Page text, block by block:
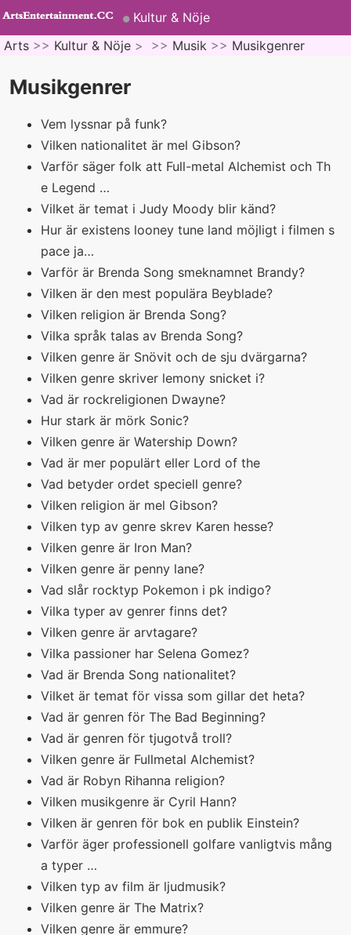
Kultur & Nöje
Arts >> Kultur & Nöje > >> Musik >> Musikgenrer
Musikgenrer
Vem lyssnar på funk?
Vilken nationalitet är mel Gibson?
Varför säger folk att Full-metal Alchemist och Th
e Legend …
Vilket är temat i Judy Moody blir känd?
Hur är existens looney tune land möjligt i filmen s
pace ja…
Varför är Brenda Song smeknamnet Brandy?
Vilken är den mest populära Beyblade?
Vilken religion är Brenda Song?
Vilka språk talas av Brenda Song?
Vilken genre är Snövit och de sju dvärgarna?
Vilken genre skriver lemony snicket i?
Vad är rockreligionen Dwayne?
Hur stark är mörk Sonic?
Vilken genre är Watership Down?
Vad är mer populärt eller Lord of the
Vad betyder ordet speciell genre?
Vilken religion är mel Gibson?
Vilken typ av genre skrev Karen hesse?
Vilken genre är Iron Man?
Vilken genre är penny lane?
Vad slår rocktyp Pokemon i pk indigo?
Vilka typer av genrer finns det?
Vilken genre är arvtagare?
Vilka passioner har Selena Gomez?
Vad är Brenda Song nationalitet?
Vilket är temat för vissa som gillar det heta?
Vad är genren för The Bad Beginning?
Vad är genren för tjugotvå troll?
Vilken genre är Fullmetal Alchemist?
Vad är Robyn Rihanna religion?
Vilken musikgenre är Cyril Hann?
Vilken är genren för bok en publik Einstein?
Varför äger professionell golfare vanligtvis mång
a typer …
Vilken typ av film är ljudmusik?
Vilken genre är The Matrix?
Vilken genre är emmure?